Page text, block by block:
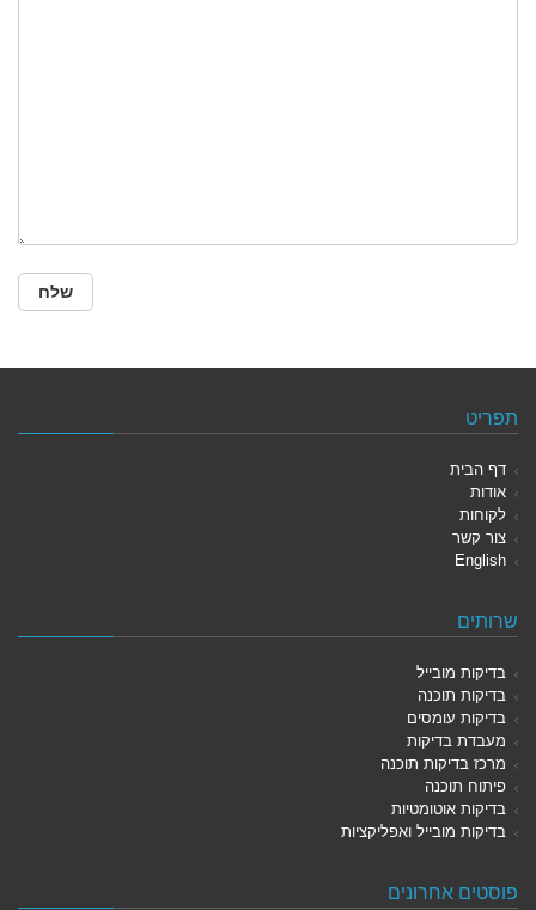
תפריט
דף הבית
אודות
לקוחות
צור קשר
English
שרותים
בדיקות מובייל
בדיקות תוכנה
בדיקות עומסים
מעבדת בדיקות
מרכז בדיקות תוכנה
פיתוח תוכנה
בדיקות אוטומטיות
בדיקות מובייל ואפליקציות
פוסטים אחרונים